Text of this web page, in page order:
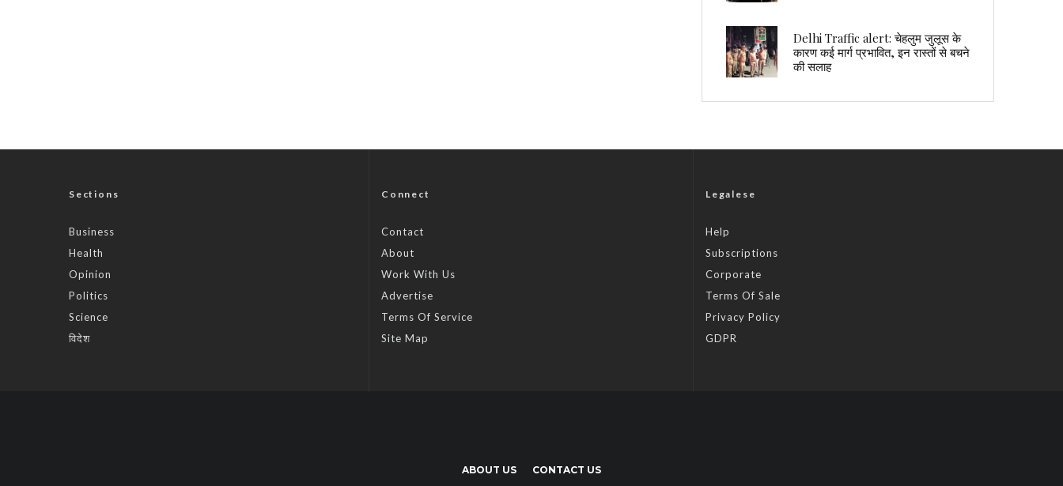
Delhi Traffic alert: चेहलुम जुलूस के
कारण कई मार्ग प्रभावित, इन रास्तों से बचने
की सलाह
Sections
Business
Health
Opinion
Politics
Science
विदेश
Connect
Contact
About
Work With Us
Advertise
Terms Of Service
Site Map
Legalese
Help
Subscriptions
Corporate
Terms Of Sale
Privacy Policy
GDPR
ABOUT US CONTACT US